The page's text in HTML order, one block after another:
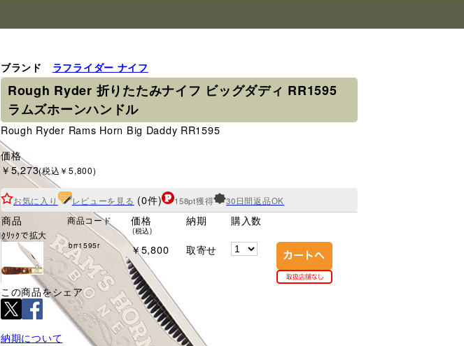
ブランド ラフライダー ナイフ
Rough Ryder 折りたたみナイフ ビッグダディ RR1595
ラムズホーンハンドル
Rough Ryder Rams Horn Big Daddy RR1595
価格
￥5,273(税込￥5,800)
お気に入り レビューを見る (0件) 158pt獲得 30日間返品OK
商品
ｸﾘｯｸで拡大
商品コード 価格
(税込)
納期 購入数
brr1595r ￥5,800 取寄せ
この商品をシェア
納期について